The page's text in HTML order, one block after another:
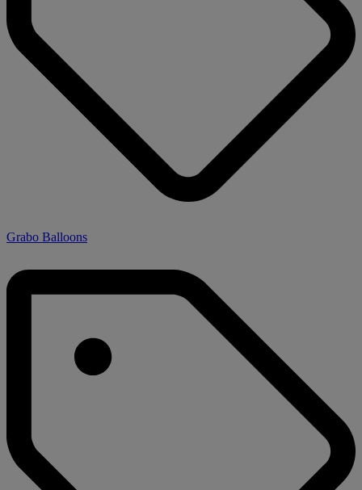
Grabo Balloons